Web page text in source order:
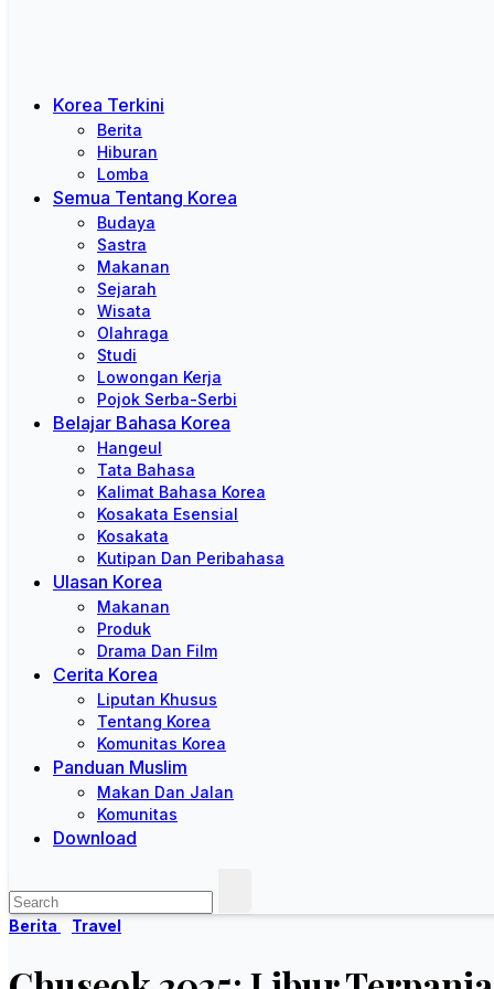
Korea Terkini
Berita
Hiburan
Lomba
Semua Tentang Korea
Budaya
Sastra
Makanan
Sejarah
Wisata
Olahraga
Studi
Lowongan Kerja
Pojok Serba-Serbi
Belajar Bahasa Korea
Hangeul
Tata Bahasa
Kalimat Bahasa Korea
Kosakata Esensial
Kosakata
Kutipan Dan Peribahasa
Ulasan Korea
Makanan
Produk
Drama Dan Film
Cerita Korea
Liputan Khusus
Tentang Korea
Komunitas Korea
Panduan Muslim
Makan Dan Jalan
Komunitas
Download
Berita Travel